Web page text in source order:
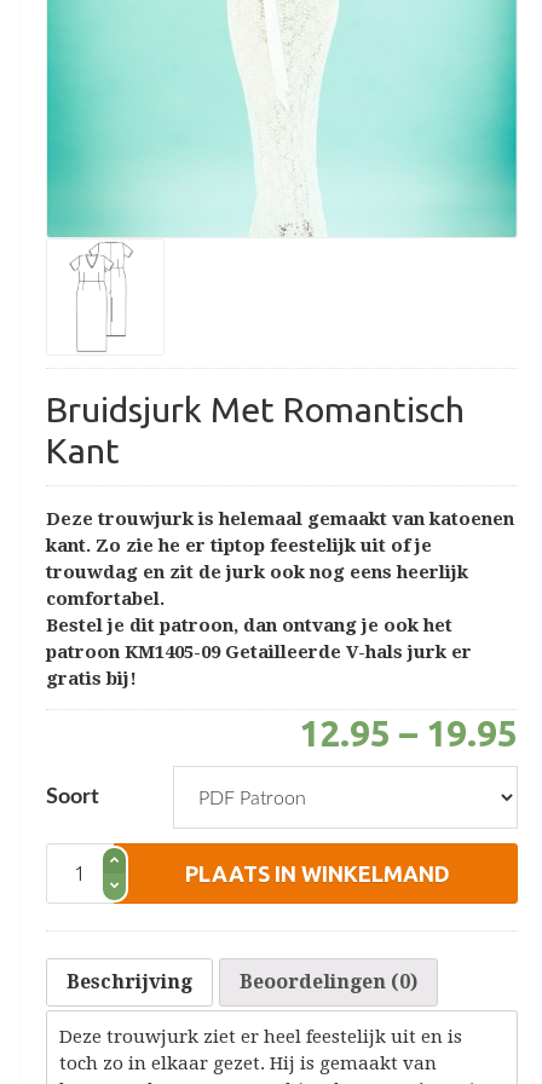
Bruidsjurk Met Romantisch
Kant
Deze trouwjurk is helemaal gemaakt van katoenen
kant. Zo zie he er tiptop feestelijk uit of je
trouwdag en zit de jurk ook nog eens heerlijk
comfortabel.
Bestel je dit patroon, dan ontvang je ook het
patroon KM1405-09 Getailleerde V-hals jurk er
gratis bij!
12.95 – 19.95
Soort
Bruidsjurk
Met
Romantisch
PLAATS IN WINKELMAND
Beschrijving Beoordelingen (0)
Deze trouwjurk ziet er heel feestelijk uit en is
toch zo in elkaar gezet. Hij is gemaakt van